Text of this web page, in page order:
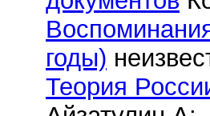
годы)
Теория